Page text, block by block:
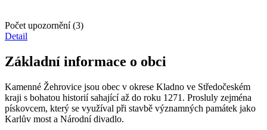
Počet upozornění (3)
Detail
Základní informace o obci
Kamenné Žehrovice jsou obec v okrese Kladno ve Středočeském
kraji s bohatou historií sahající až do roku 1271. Prosluly zejména
pískovcem, který se využíval při stavbě významných památek jako
Karlův most a Národní divadlo.